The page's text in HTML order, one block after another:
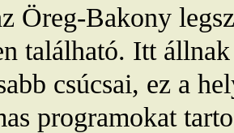
Öreg-Bakony
található. Itt
csúcsai, ez a
programokat